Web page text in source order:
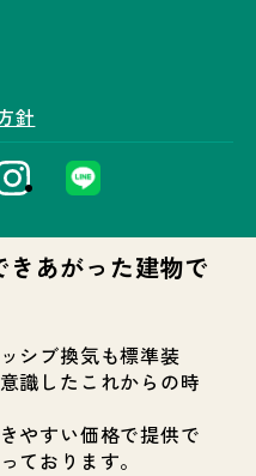
針
格で
きやすい価格
きあがった建物で
シブ換気も標準装
識したこれからの時
やすい価格で提供で
ております。